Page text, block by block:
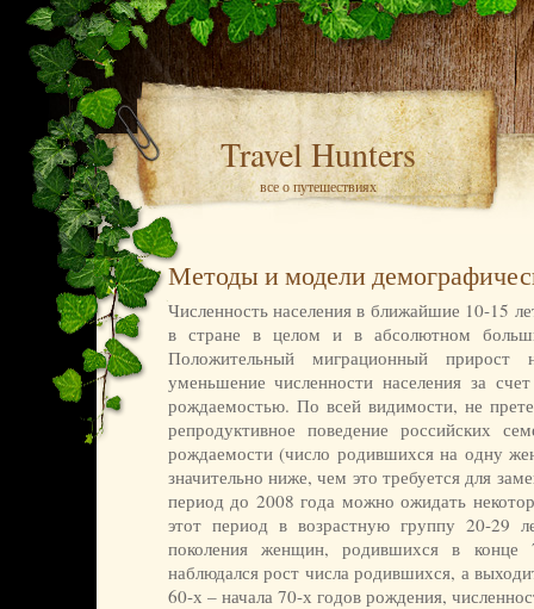
Travel Hunters
все о путешествиях
Методы и модели
Численность населения в ближайшие 10-15
в стране в целом и в абсолютном
Положительный миграционный прирост
уменьшение численности населения за
рождаемостью. По всей видимости, не
репродуктивное поведение российских
рождаемости (число родившихся на одну
значительно ниже, чем это требуется для
период до 2008 года можно ожидать
этот период в возрастную группу 20-29
поколения женщин, родившихся в
наблюдался рост числа родившихся, а
60-х – начала 70-х годов рождения,